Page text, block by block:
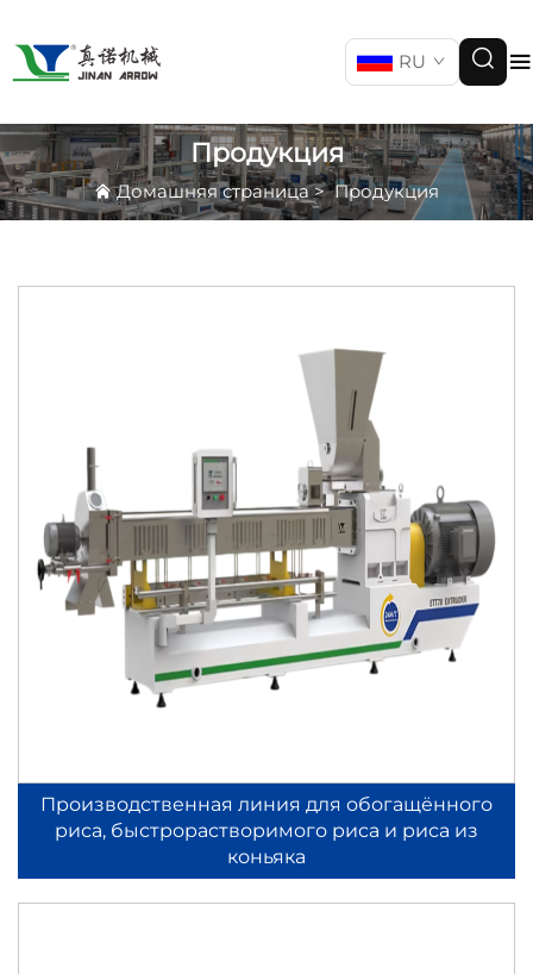
RU
Продукция
Домашняя страница>Продукция
Производственная линия для обогащённого
риса, быстрорастворимого риса и риса из
коньяка